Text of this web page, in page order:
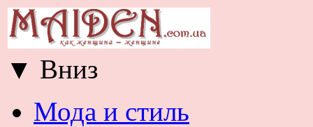
▼ Вниз
Мода и стиль